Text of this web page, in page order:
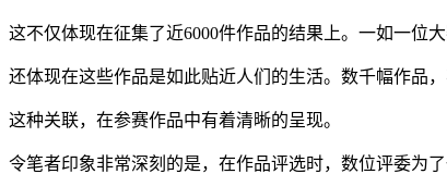
这不仅体现在征集了近6000件作品的结果上。一如一位
还体现在这些作品是如此贴近人们的生活。数千幅作品
这种关联，在参赛作品中有着清晰的呈现。
令笔者印象非常深刻的是，在作品评选时，数位评委为